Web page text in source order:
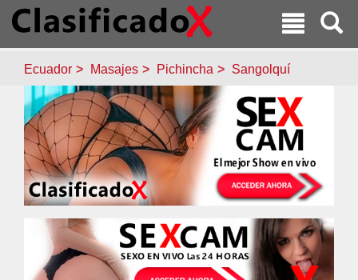
Ecuador Masajes Pichincha Sangolquí